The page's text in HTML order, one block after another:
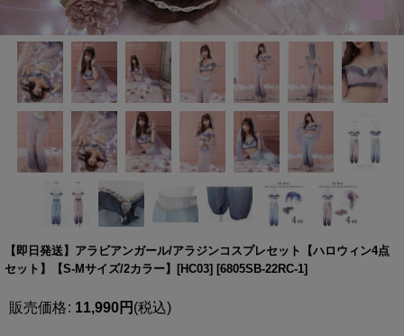
【即日発送】アラビアンガール/アラジンコスプレセット【ハロウィン4点
セット】【S-Mサイズ/2カラー】[HC03] [6805SB-22RC-1]
販売価格: 11,990円 (税込)